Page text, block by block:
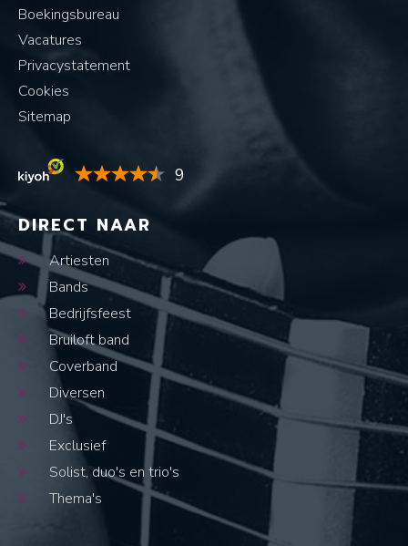
Boekingsbureau
Vacatures
Privacystatement
Cookies
Sitemap
9
DIRECT NAAR
Artiesten
Bands
Bedrijfsfeest
Bruiloft band
Coverband
Diversen
DJ's
Exclusief
Solist, duo's en trio's
Thema's